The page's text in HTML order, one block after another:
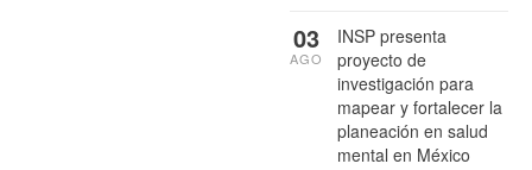
INSP presenta
proyecto de
investigación para
mapear y fortalecer la
planeación en salud
mental en México
03
AGO